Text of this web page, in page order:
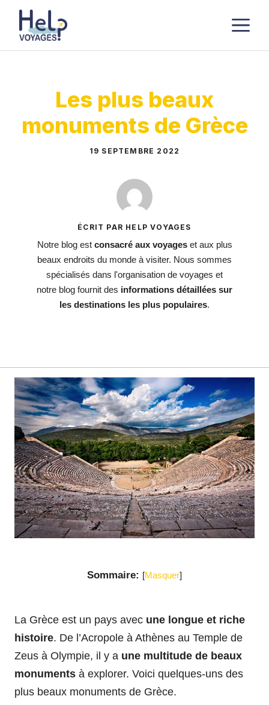
Aller
contenu
Les plus beaux
monuments de Grèce
19 SEPTEMBRE 2022
ÉCRIT PAR HELP VOYAGES
Notre blog est consacré aux voyageset aux plus
beaux endroits du monde à visiter. Nous sommes
spécialisés dans l'organisation de voyages et
notre blog fournit des informations détaillées sur
les destinations les plus populaires.
Sommaire: [Masquer]
La Grèce est un pays avec une longue et riche
histoire. De l’Acropole à Athènes au Temple de
Zeus à Olympie, il y a une multitude de beaux
monuments à explorer. Voici quelques-uns des
plus beaux monuments de Grèce.